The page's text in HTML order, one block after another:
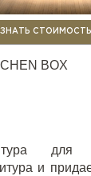
СТОИМОСТЬ
BOX
для
и